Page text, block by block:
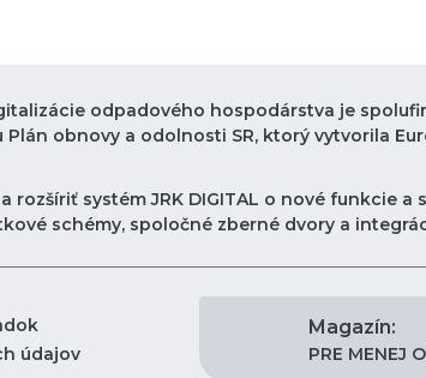
odpadového hospodárstva je
Plán obnovy a odolnosti SR, ktorý vytvorila
rozšíriť systém JRK DIGITAL o nové funkcie
schémy, spoločné zberné dvory a
údajov
Magazín:
PRE MENEJ